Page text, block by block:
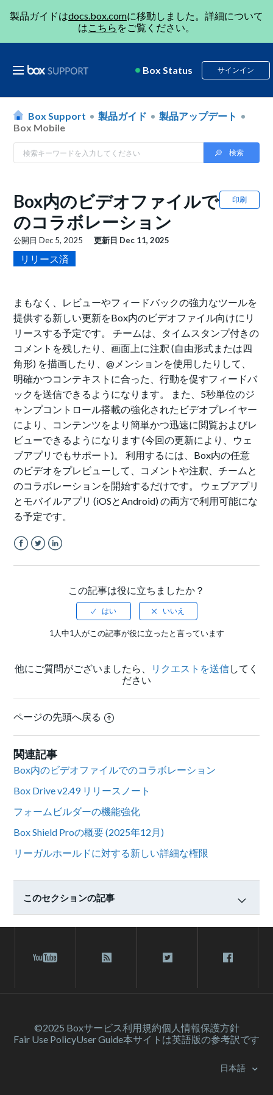
製品ガイドはdocs.box.comに移動しました。詳細について
はこちら をご覧ください。
Box Status サインイン
Box Support 製品ガイド
製品アップデート
Box Mobile
印刷
Box内のビデオファイルで
のコラボレーション
公開日Dec 5, 2025 更新日 Dec 11, 2025
リリース済
まもなく、レビューやフィードバックの強力なツールを
提供する新しい更新をBox内のビデオファイル向けにリ
リースする予定です。 チームは、タイムスタンプ付きの
コメントを残したり、画面上に注釈 (自由形式または四
角形) を描画したり、@メンションを使用したりして、
明確かつコンテキストに合った、行動を促すフィードバ
ックを送信できるようになります。 また、5秒単位のジ
ャンプコントロール搭載の強化されたビデオプレイヤー
により、コンテンツをより簡単かつ迅速に閲覧およびレ
ビューできるようになります (今回の更新により、ウェ
ブアプリでもサポート)。 利用するには、Box内の任意
のビデオをプレビューして、コメントや注釈、チームと
のコラボレーションを開始するだけです。 ウェブアプリ
とモバイルアプリ (iOSとAndroid) の両方で利用可能にな
る予定です。
この記事は役に立ちましたか？
1人中1人がこの記事が役に立ったと言っています
他にご質問がございましたら、 リクエストを送信してく
ださい
ページの先頭へ戻る
関連記事
Box内のビデオファイルでのコラボレーション
Box Drive v2.49 リリースノート
フォームビルダーの機能強化
Box Shield Proの概要 (2025年12月)
リーガルホールドに対する新しい詳細な権限
このセクションの記事
©2025 Boxサービス利⽤規約個人情報保護方針
Fair Use PolicyUser Guide本サイトは英語版の参考訳です
日本語